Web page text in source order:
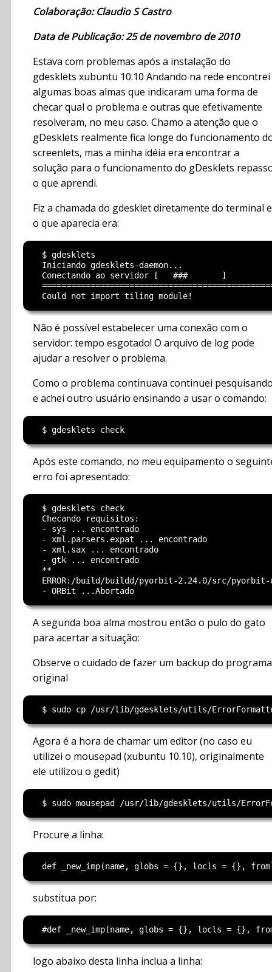
Colaboração: Claudio S Castro
Data de Publicação: 25 de novembro de 2010
Estava com problemas após a instalação do
gdesklets xubuntu 10.10 Andando na rede encontrei
algumas boas almas que indicaram uma forma de
checar qual o problema e outras que efetivamente
resolveram, no meu caso. Chamo a atenção que o
gDesklets realmente fica longe do funcionamento
screenlets, mas a minha idéia era encontrar a
solução para o funcionamento do gDesklets
o que aprendi.
Fiz a chamada do gdesklet diretamente do terminal e
o que aparecia era:
  $ gdesklets
  Iniciando gdesklets-daemon...
  Conectando ao servidor [   ###       ]
Não é possível estabelecer uma conexão com o
servidor: tempo esgotado! O arquivo de log pode
ajudar a resolver o problema.
Como o problema continuava continuei
e achei outro usuário ensinando a usar o comando:
Após este comando, no meu equipamento o
erro foi apresentado:
  $ gdesklets check
  Checando requisitos:
  - sys ... encontrado
  - xml.parsers.expat ... encontrado
  - xml.sax ... encontrado
  - gtk ... encontrado
  **
ERROR:/build/buildd/pyorbit-2.24.0/src/
A segunda boa alma mostrou então o pulo do gato
para acertar a situação:
Observe o cuidado de fazer um backup do programa
original
Agora é a hora de chamar um editor (no caso eu
utilizei o mousepad (xubuntu 10.10), originalmente
ele utilizou o gedit)
Procure a linha:
substitua por:
logo abaixo desta linha inclua a linha: